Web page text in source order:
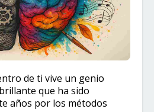
de ti vive un genio
que ha sido
años por los métodos